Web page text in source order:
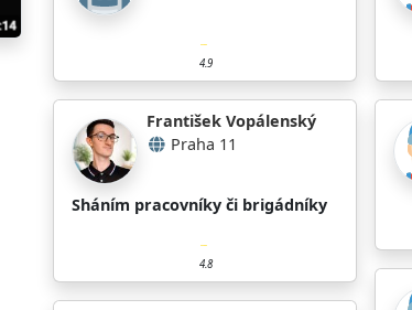
4.9
František Vopálenský
Praha 11
Sháním pracovníky či brigádníky
4.8